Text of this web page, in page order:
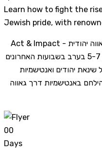
Learn how to fight the
Jewish pride, with
Act & Impact - סידרת מפגשים לבני נוער ערב של גאווה יהודית
עם רודי רושמן יום ראשון נובמבר 20 5-7 בערב בשבועות האחרונים
יהודים ואנטישמיות
באנטישמיות דרך גאווה
00
Days